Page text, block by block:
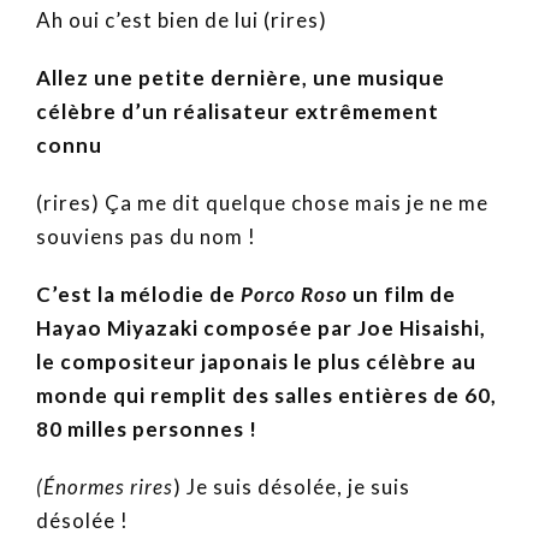
Ah oui c’est bien de lui (rires)
Allez une petite dernière, une musique
célèbre d’un réalisateur extrêmement
connu
(rires) Ça me dit quelque chose mais je ne me
souviens pas du nom !
C’est la mélodie de Porco Roso un film de
Hayao Miyazaki composée par Joe Hisaishi,
le compositeur japonais le plus célèbre au
monde qui remplit des salles entières de 60,
80 milles personnes !
(Énormes rires) Je suis désolée, je suis
désolée !